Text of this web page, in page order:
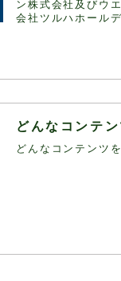
ン株式会社及びウ
会社ツルハホール
どんなコンテ
どんなコンテンツ